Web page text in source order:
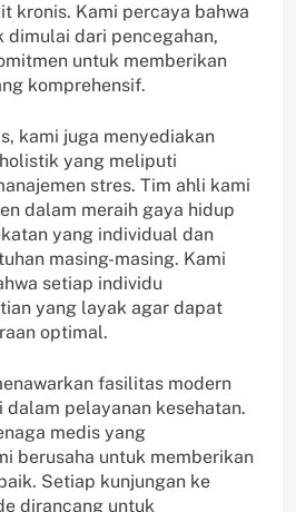
kronis. Kami percaya bahwa
dimulai dari pencegahan,
untuk memberikan
komprehensif.
kami juga menyediakan
yang meliputi
stres. Tim ahli kami
dalam meraih gaya hidup
yang individual dan
masing-masing. Kami
setiap individu
yang layak agar dapat
optimal.
fasilitas modern
pelayanan kesehatan.
medis yang
berusaha untuk memberikan
Setiap kunjungan ke
dirancang untuk